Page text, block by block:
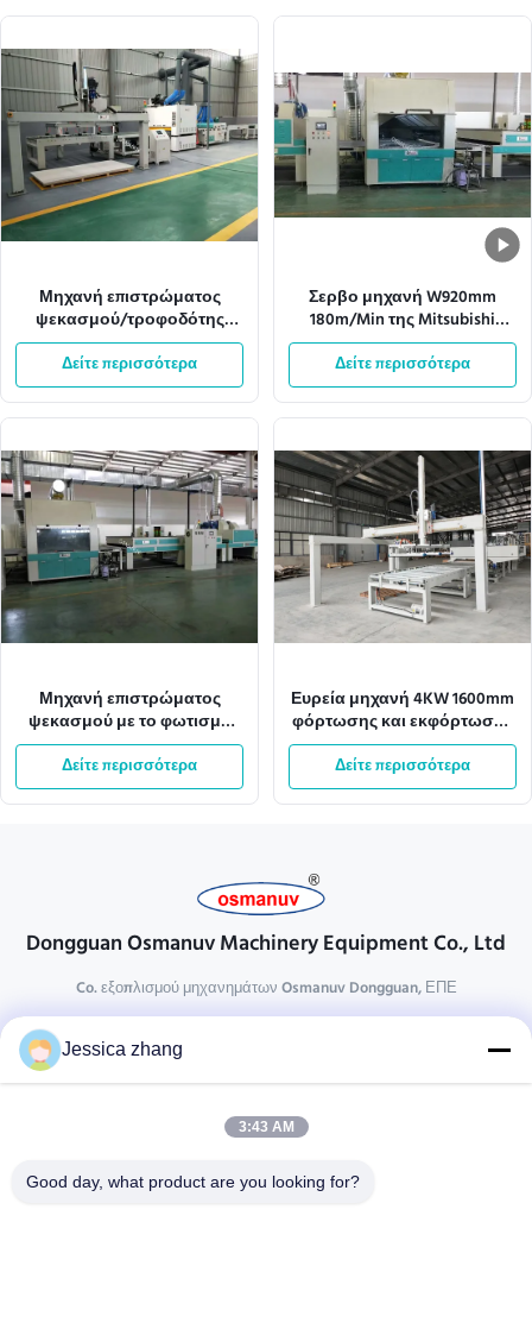
Μηχανή επιστρώματος
ψεκασμού/τροφοδότης
10M/Min φλυτζανιών
αναρρόφησης
Δείτε περισσότερα
Σερβο μηχανή W920mm
180m/Min της Mitsubishi
μηχανών επιστρώματος
ψεκασμού
Δείτε περισσότερα
Μηχανή επιστρώματος
ψεκασμού με το φωτισμό
380V 28kw Tec συστημάτων
μεταφορέων
Δείτε περισσότερα
Ευρεία μηχανή 4KW 1600mm
φόρτωσης και εκφόρτωσης
επιστρώματος UV αυτόματη
Δείτε περισσότερα
Dongguan Osmanuv Machinery Equipment Co., Ltd
Co. εξοπλισμού μηχανημάτων Osmanuv Dongguan, ΕΠΕ
28 δεύτερος ο βιομηχανικός, wei Liu chong, Wanjiang,
DongGuan, Guangdong, Κίνα
osmanuv@hotmail.com
Jessica zhang
3:43 AM
Good day, what product are you looking for?